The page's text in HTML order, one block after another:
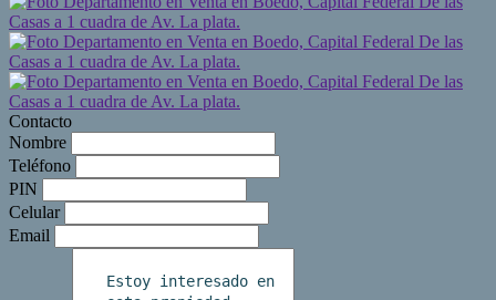
Contacto
Nombre
Teléfono
PIN
Celular
Email